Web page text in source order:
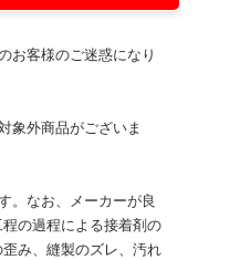
お客様のご迷惑になり
象外商品がございま
。なお、メーカーが良
の過程による接着剤の
み、縫製のズレ、汚れ